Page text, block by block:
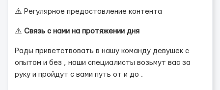
⚠️ Регулярное предоставление контента
⚠️ Связь с нами на протяжении дня
Рады приветствовать в нашу команду девушек с
опытом и без , наши специалисты возьмут вас за
руку и пройдут с вами путь от и до .